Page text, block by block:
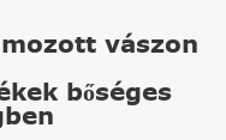
vászon
bőséges